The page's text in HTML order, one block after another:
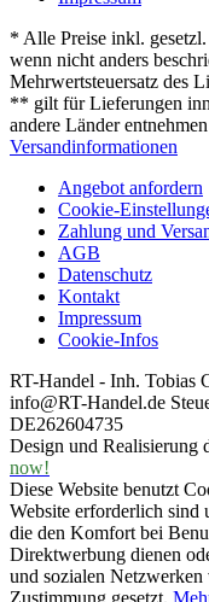
* Alle Preise inkl.
wenn nicht anders
Mehrwertsteuersatz des
** gilt für Lieferungen
andere Länder
Versandinformationen
Angebot anfordern
Cookie-
Zahlung und
AGB
Datenschutz
Kontakt
Impressum
Cookie-Infos
RT-Handel - Inh. Tobias
info@RT-Handel.de
DE262604735
Design und Realisierung
now!
Diese Website benutzt
Website erforderlich sind
die den Komfort bei
Direktwerbung dienen
und sozialen
Zustimmung gesetzt.